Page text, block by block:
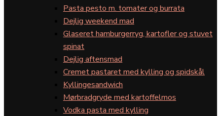
Pasta pesto m. tomater og burrata
Dejlig weekend mad
Glaseret hamburgerryg, kartofler og stuvet
spinat
Dejlig aftensmad
Cremet pastaret med kylling og spidskål
Kyllingesandwich
Mørbradgryde med kartoffelmos
Vodka pasta med kylling